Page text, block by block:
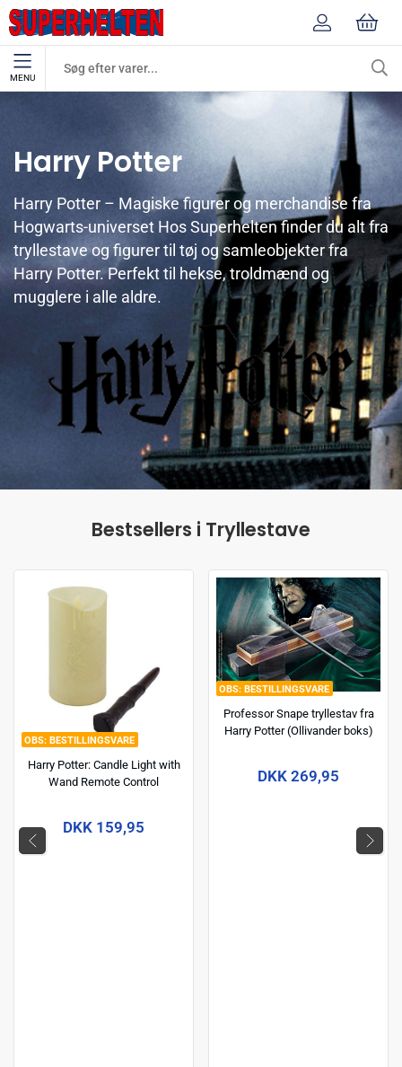
MENU
Harry Potter
Harry Potter – Magiske figurer og merchandise fra
Hogwarts-universet Hos Superhelten finder du alt fra
tryllestave og figurer til tøj og samleobjekter fra
Harry Potter. Perfekt til hekse, troldmænd og
mugglere i alle aldre.
Bestsellers i Tryllestave
BESTILLINGSVARE
Harry Potter: Candle Light with
Wand Remote Control
DKK 159,95
BESTILLINGSVARE
Professor Snape tryllestav fra
Harry Potter (Ollivander boks)
DKK 269,95